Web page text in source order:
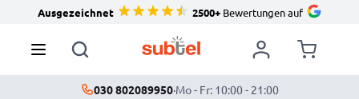
Ausgezeichnet 2500+Bewertungen auf
030 802089950·Mo - Fr: 10:00 - 21:00